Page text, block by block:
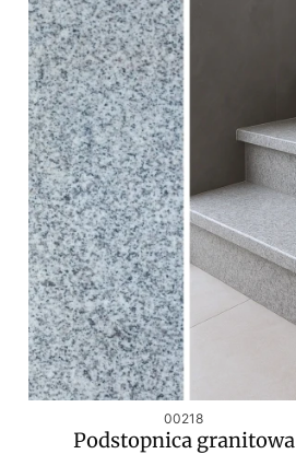
Kod produktu
00218
Podstopnica granitowa